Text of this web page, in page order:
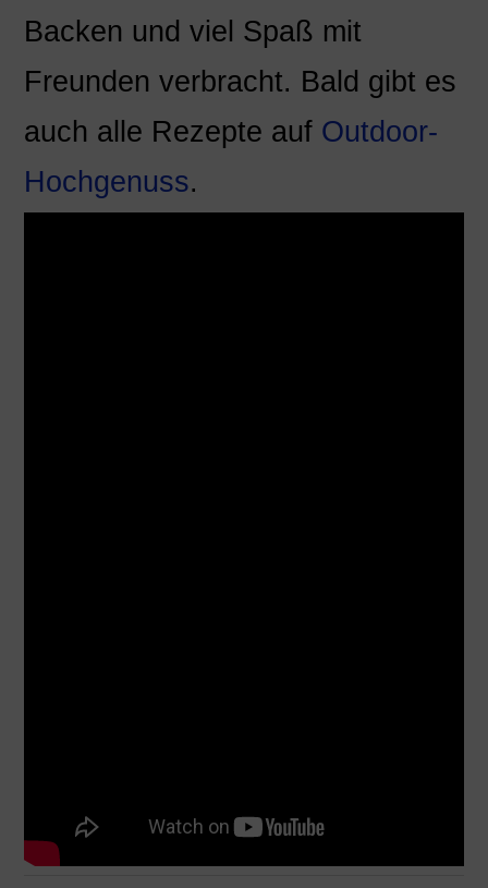
Backen und viel Spaß mit
Freunden verbracht. Bald gibt es
auch alle Rezepte auf Outdoor-
Hochgenuss.